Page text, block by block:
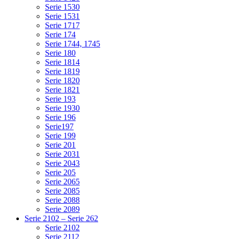
Serie 1530
Serie 1531
Serie 1717
Serie 174
Serie 1744, 1745
Serie 180
Serie 1814
Serie 1819
Serie 1820
Serie 1821
Serie 193
Serie 1930
Serie 196
Serie197
Serie 199
Serie 201
Serie 2031
Serie 2043
Serie 205
Serie 2065
Serie 2085
Serie 2088
Serie 2089
Serie 2102 – Serie 262
Serie 2102
Serie 2112